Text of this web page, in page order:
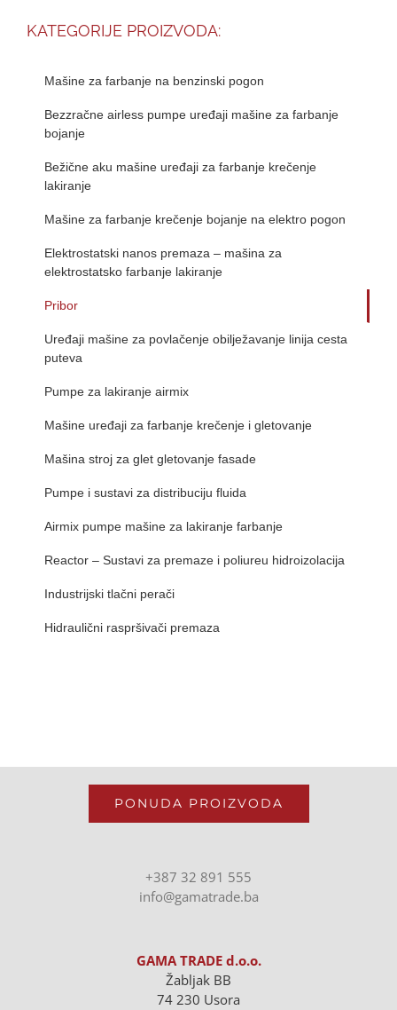
Bezzračne airless pumpe uređaji mašine za farbanje
Bežične aku mašine uređaji za farbanje krečenje
Mašine za farbanje krečenje bojanje na elektro pogon
Elektrostatski nanos premaza – mašina za
Pribor
Uređaji mašine za povlačenje obilježavanje linija cesta
Pumpe za lakiranje airmix
Mašine uređaji za farbanje krečenje i gletovanje
Mašina stroj za glet gletovanje fasade
Pumpe i sustavi za distribuciju fluida
Airmix pumpe mašine za lakiranje farbanje
Reactor – Sustavi za premaze i poliureu hidroizolacija
Industrijski tlačni perači
Hidraulični raspršivači premaza
PONUDA PROIZVODA
74 230 Usora
Bosna i Hercegovina